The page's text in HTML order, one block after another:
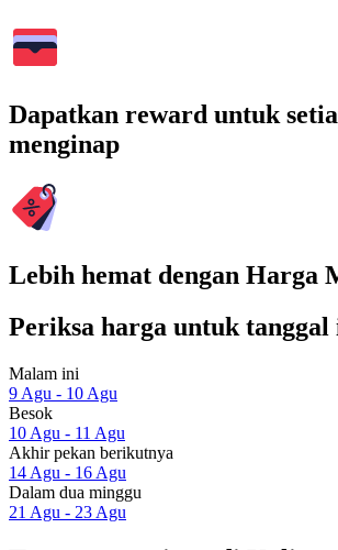
Dapatkan reward untuk
menginap
Lebih hemat dengan Harga
Periksa harga untuk tanggal
Malam ini
9 Agu - 10 Agu
Besok
10 Agu - 11 Agu
Akhir pekan berikutnya
14 Agu - 16 Agu
Dalam dua minggu
21 Agu - 23 Agu